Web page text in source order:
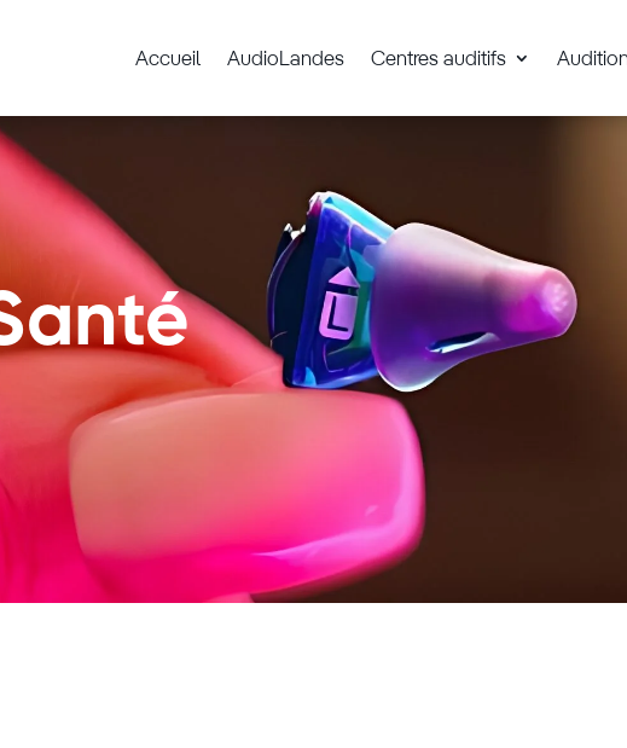
Accueil AudioLandes Centres auditifs